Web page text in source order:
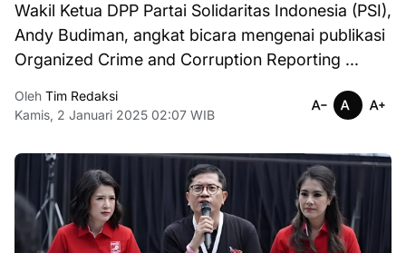
Wakil Ketua DPP Partai Solidaritas Indonesia (PSI),
Andy Budiman, angkat bicara mengenai publikasi
Organized Crime and Corruption Reporting ...
Oleh Tim Redaksi
Kamis, 2 Januari 2025 02:07 WIB